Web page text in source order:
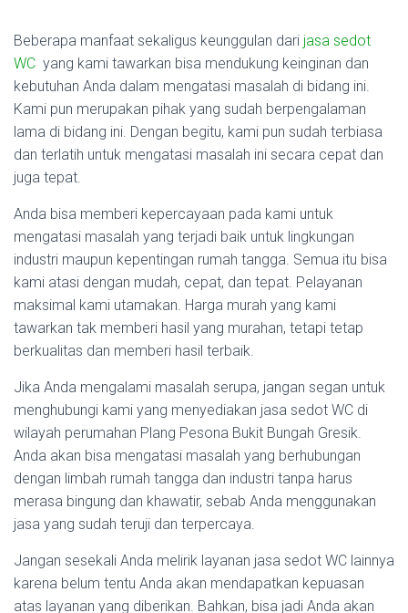
Beberapa manfaat sekaligus keunggulan dari jasa sedot
WC yang kami tawarkan bisa mendukung keinginan dan
kebutuhan Anda dalam mengatasi masalah di bidang ini.
Kami pun merupakan pihak yang sudah berpengalaman
lama di bidang ini. Dengan begitu, kami pun sudah terbiasa
dan terlatih untuk mengatasi masalah ini secara cepat dan
juga tepat.
Anda bisa memberi kepercayaan pada kami untuk
mengatasi masalah yang terjadi baik untuk lingkungan
industri maupun kepentingan rumah tangga. Semua itu bisa
kami atasi dengan mudah, cepat, dan tepat. Pelayanan
maksimal kami utamakan. Harga murah yang kami
tawarkan tak memberi hasil yang murahan, tetapi tetap
berkualitas dan memberi hasil terbaik.
Jika Anda mengalami masalah serupa, jangan segan untuk
menghubungi kami yang menyediakan jasa sedot WC di
wilayah perumahan Plang Pesona Bukit Bungah Gresik.
Anda akan bisa mengatasi masalah yang berhubungan
dengan limbah rumah tangga dan industri tanpa harus
merasa bingung dan khawatir, sebab Anda menggunakan
jasa yang sudah teruji dan terpercaya.
Jangan sesekali Anda melirik layanan jasa sedot WC lainnya
karena belum tentu Anda akan mendapatkan kepuasan
atas layanan yang diberikan. Bahkan, bisa jadi Anda akan